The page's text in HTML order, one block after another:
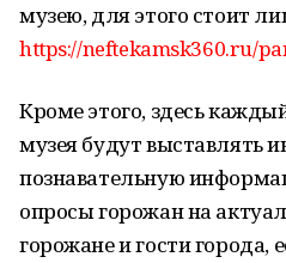
музею, для этого стоит
https://neftekamsk360.ru/
Кроме этого, здесь
музея будут выставлять
познавательную
опросы горожан на
горожане и гости города,